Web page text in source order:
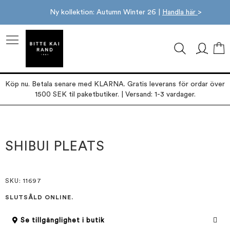
Ny kollektion: Autumn Winter 26 | Handla här >
Köp nu. Betala senare med KLARNA. Gratis leverans för ordar över
1500 SEK til paketbutiker. | Versand: 1-3 vardager.
slutet
av
början
av
SHIBUI PLEATS
SKU : 11697
SLUTSÅLD ONLINE.
Se tillgänglighet i butik